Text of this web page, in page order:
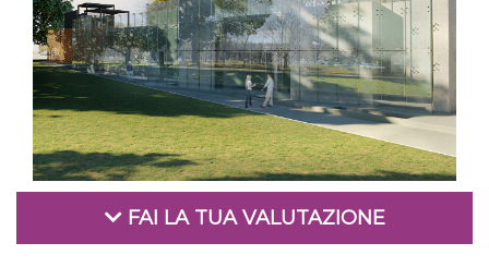
FAI LA TUA VALUTAZIONE